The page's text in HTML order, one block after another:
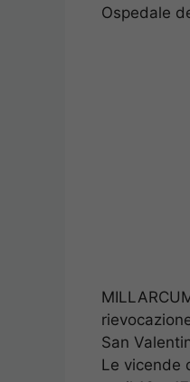
Ospedale
San
Le vicende